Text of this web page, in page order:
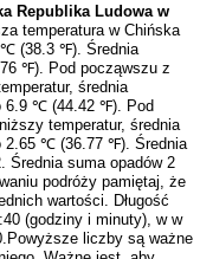
Republika Ludowa w
temperatura w Chińska
℃ (38.3 ℉). Średnia
℉). Pod począwszu z
średnia
6.9 ℃ (44.42 ℉). Pod
temperatur, średnia
2.65 ℃ (36.77 ℉). Średnia
Średnia suma opadów 2
podróży pamiętaj, że
wartości. Długość
(godziny i minuty), w w
liczby są ważne